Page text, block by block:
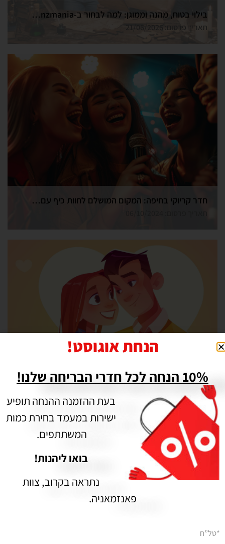
בילוי בטוח, מהנה וממוגן: למה לבחור ב-Funzmania לחדר הבריחה הבא שלכם בצפון?
תאריך פרסום: 21/06/2026
חדר קריוקי בחיפה: המקום המושלם לחוות כיף עם חברים
ערבי הכרויות בחיפה | משתה הדמים – תעלומת רצח בכל הארץ
תאריך פרסום: 16/04/2021
הנחת אוגוסט!
10% הנחה לכל חדרי הבריחה שלנו!
בעת ההזמנה ההנחה תופיע
ישירות במעמד בחירת כמות
המשתתפים.
בואו ליהנות!
נתראה בקרוב, צוות
פאנזמאניה.
*טל”ח